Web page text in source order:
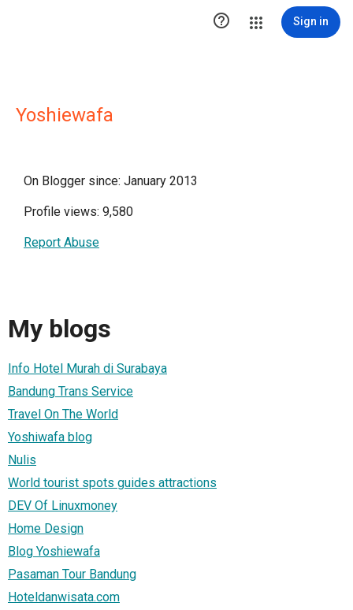
 Sign in
Yoshiewafa
On Blogger since: January 2013
Profile views: 9,580
Report Abuse
My blogs
Info Hotel Murah di Surabaya
Bandung Trans Service
Travel On The World
Yoshiwafa blog
Nulis
World tourist spots guides attractions
DEV Of Linuxmoney
Home Design
Blog Yoshiewafa
Pasaman Tour Bandung
Hoteldanwisata.com